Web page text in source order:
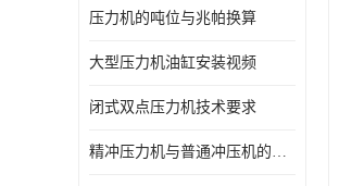
压力机的吨位与兆帕换算
大型压力机油缸安装视频
闭式双点压力机技术要求
精冲压力机与普通冲压机的区别